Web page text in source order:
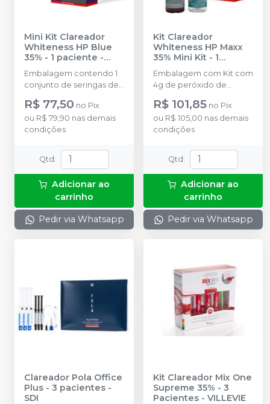
Mini Kit Clareador
Whiteness HP Blue
35% - 1 paciente -
Embalagem contendo 1
conjunto de seringas de
R$ 77,50 no Pix
ou R$ 79,90 nas demais
condições
Qtd :
Adicionar ao
carrinho
Pedir via Whatsapp
Kit Clareador
Whiteness HP Maxx
35% Mini Kit - 1
Embalagem com Kit com
4g de peróxido de
Espessante + 2g de
Neutralizante + Espátula +
Placa para preparo do
1g + 2 ponteiras.
R$ 101,85 no Pix
ou R$ 105,00 nas demais
condições
Qtd :
Adicionar ao
carrinho
Pedir via Whatsapp
Clareador Pola Office
Plus - 3 pacientes -
SDI
Kit Clareador Mix One
Supreme 35% - 3
Pacientes - VILLEVIE